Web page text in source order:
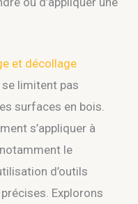
et décollage
limitent pas
surfaces en bois.
s’appliquer à
le
d’outils
Explorons